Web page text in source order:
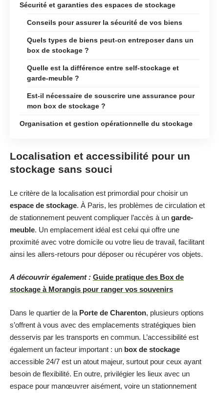
Sécurité et garanties des espaces de stockage
Conseils pour assurer la sécurité de vos biens
Quels types de biens peut-on entreposer dans un
box de stockage ?
Quelle est la différence entre self-stockage et
garde-meuble ?
Est-il nécessaire de souscrire une assurance pour
mon box de stockage ?
Organisation et gestion opérationnelle du stockage
Localisation et accessibilité pour un
stockage sans souci
Le critère de la localisation est primordial pour choisir un
espace de stockage. À Paris, les problèmes de circulation et
de stationnement peuvent compliquer l’accès à un garde-
meuble. Un emplacement idéal est celui qui offre une
proximité avec votre domicile ou votre lieu de travail, facilitant
ainsi les allers-retours pour déposer ou récupérer vos objets.
A découvrir également : Guide pratique des Box de
stockage à Morangis pour ranger vos souvenirs
Dans le quartier de la Porte de Charenton, plusieurs options
s’offrent à vous avec des emplacements stratégiques bien
desservis par les transports en commun. L’accessibilité est
également un facteur important : un box de stockage
accessible 24/7 est un atout majeur, surtout pour ceux ayant
besoin de flexibilité. En outre, privilégier les lieux avec un
espace pour manœuvrer aisément, voire un stationnement